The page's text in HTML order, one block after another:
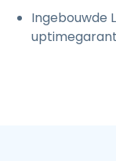
Ingebouwde